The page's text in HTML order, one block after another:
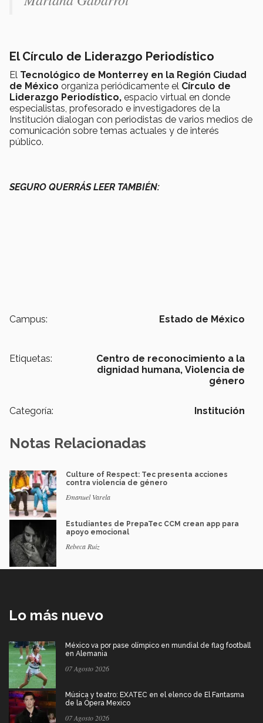
El Círculo de Liderazgo Periodístico
El Tecnológico de Monterrey en la Región Ciudad
de México organiza periódicamente el Círculo de
Liderazgo Periodístico, espacio virtual en donde
especialistas, profesorado e investigadores de la
Institución dialogan con periodistas de varios medios de
comunicación sobre temas actuales y de interés
público.
SEGURO QUERRÁS LEER TAMBIÉN:
Campus: Estado de México
Etiquetas:
Centro de reconocimiento a la
dignidad humana, Violencia de
género
Categoría: Institución
Notas Relacionadas
Culture of Respect: Tec presenta acciones
contra violencia de género
Emanuel Varela
Estudiantes de PrepaTec CCM crean app para
apoyo emocional
Rebeca Ruiz
Lo más nuevo
México va por pase olímpico en mundial de flag football
en Alemania
07 Agosto 2026
Música y teatro: EXATEC en el elenco de El Fantasma
de la Ópera Mexico
07 Agosto 2026